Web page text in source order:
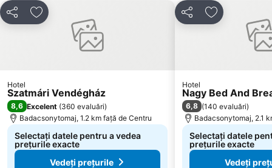
DistribuițiAdăugaţi la favorite
Hotel
Szatmári Vendégház
8,6 Excelent (360 evaluări)
Badacsonytomaj, 1.2 km faţă de Centru
Selectați datele pentru a vedea
prețurile exacte
Vedeți prețurile
DistribuițiAdăugaţi la
Hotel
Nagy Bed And
6,8 (140 evaluări)
Badacsonytomaj, 2.1
Selectați datele
prețurile exacte
Vedeți